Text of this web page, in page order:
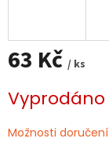
63 Kč / ks
cena:
Vyprodáno
Možnosti doručení